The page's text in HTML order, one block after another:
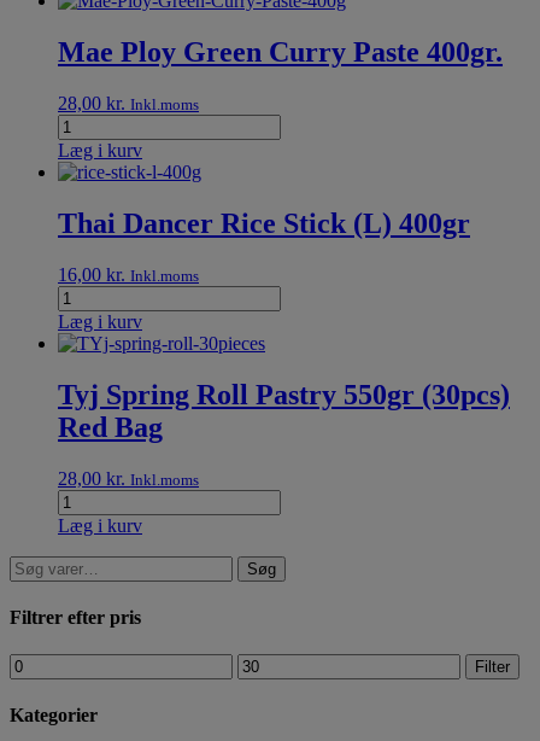
Mae Ploy Green Curry Paste 400gr.
28,00 kr. Inkl.moms
Læg i kurv
Thai Dancer Rice Stick (L) 400gr
16,00 kr. Inkl.moms
Læg i kurv
Tyj Spring Roll Pastry 550gr (30pcs)
Red Bag
28,00 kr. Inkl.moms
Læg i kurv
Søg
Filtrer efter pris
Filter
Kategorier